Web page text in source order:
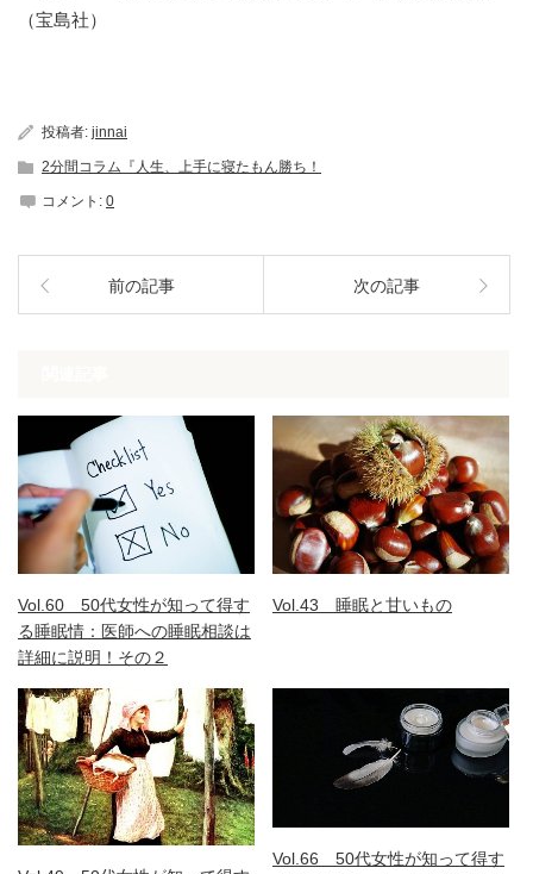
（宝島社）
投稿者: jinnai
2分間コラム『人生、上手に寝たもん勝ち！
コメント: 0
前の記事 次の記事
Vol.60 50代女性が知って得す
る睡眠情：医師への睡眠相談は
詳細に説明！その２
Vol.43 睡眠と甘いもの
Vol.66 50代女性が知って得す